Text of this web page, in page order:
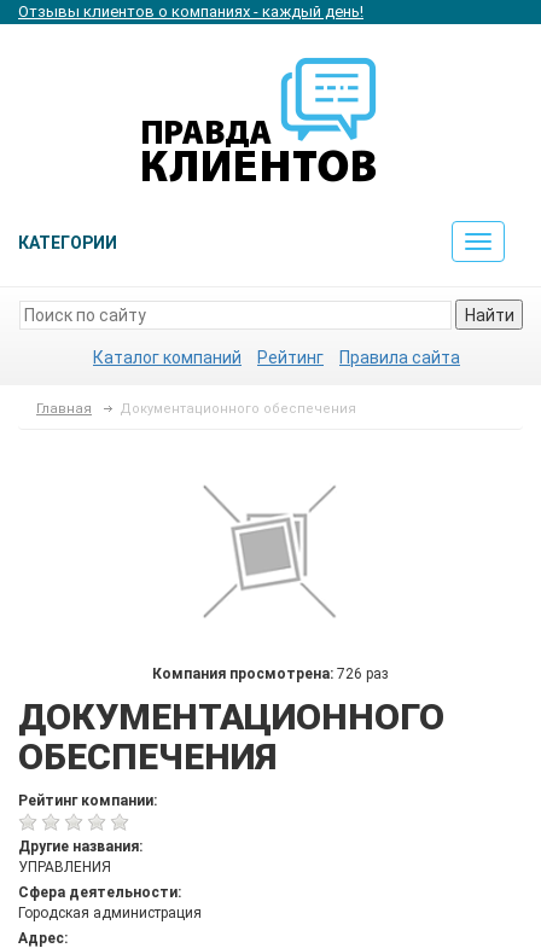
Отзывы клиентов о компаниях - каждый день!
КАТЕГОРИИ
Toggle
Найти
Каталог компаний Рейтинг Правила сайта
Главная Документационного обеспечения
Компания просмотрена: 726 раз
ДОКУМЕНТАЦИОННОГО
ОБЕСПЕЧЕНИЯ
Рейтинг компании:
Другие названия:
УПРАВЛЕНИЯ
Сфера деятельности:
Городская администрация
Адрес: